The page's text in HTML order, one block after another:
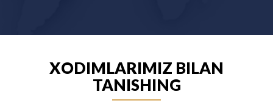
XODIMLARIMIZ BILAN
TANISHING